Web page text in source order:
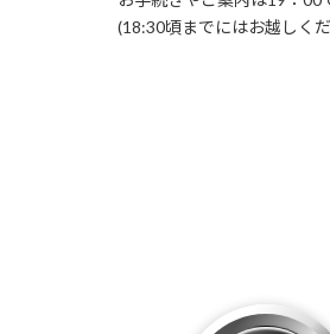
(18:30頃までにはお越しくだ